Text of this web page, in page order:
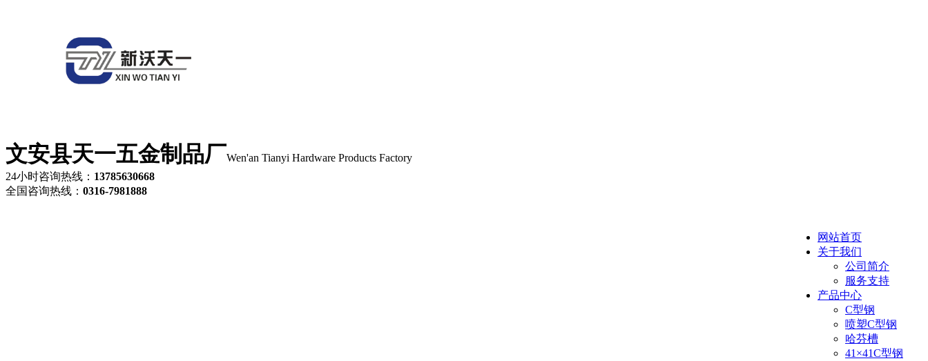
文安县天一五金制品厂Wen'an Tianyi Hardware Products Factory
24小时咨询热线： 13785630668
全国咨询热线： 0316-7981888
网站首页
关于我们
公司简介
服务支持
产品中心
C型钢
喷塑C型钢
哈芬槽
41×41C型钢